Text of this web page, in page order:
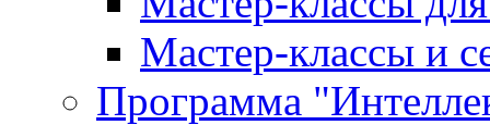
Мастер-классы и
Программа